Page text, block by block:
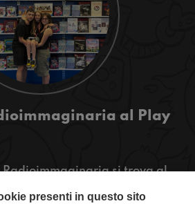
al Play
si trova al
del Play Bologna, In
presenti in questo sito